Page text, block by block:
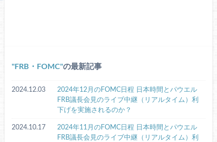
FRB・FOMC の最新記事
2024.12.03
2024年12月のFOMC日程 日本時間とパウエル
FRB議長会見のライブ中継（リアルタイム）利
下げを実施されるのか？
2024.10.17
2024年11月のFOMC日程 日本時間とパウエル
FRB議長会見のライブ中継（リアルタイム）利